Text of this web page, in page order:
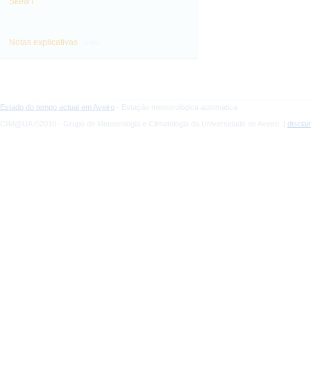
Notas explicativas
Estado do tempo actual em Aveiro - Estação meteorológica automática
CliM@UA ©2010 - Grupo de Meteorologia e Climatologia da Universidade de Aveiro |